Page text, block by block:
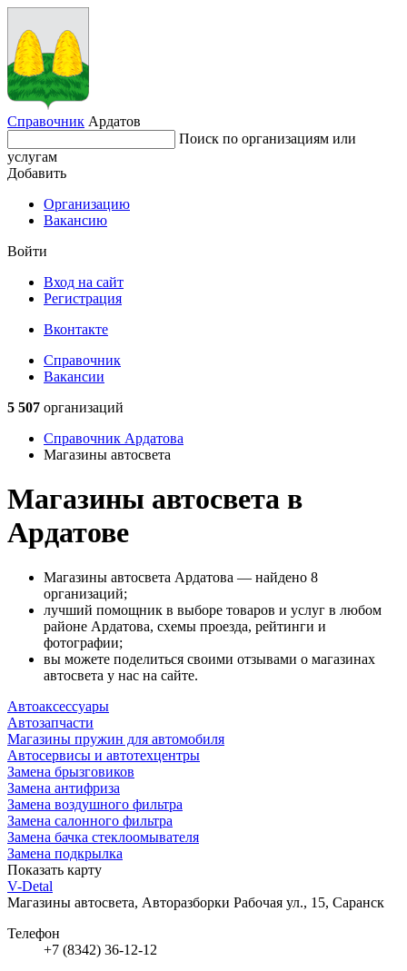
Справочник Ардатов
Поиск по организациям или
услугам
Добавить
Организацию
Вакансию
Войти
Вход на сайт
Регистрация
Вконтакте
Справочник
Вакансии
5 507 организаций
Справочник Ардатова
Магазины автосвета
Магазины автосвета в
Ардатове
Магазины автосвета Ардатова — найдено 8
организаций;
лучший помощник в выборе товаров и услуг в любом
районе Ардатова, схемы проезда, рейтинги и
фотографии;
вы можете поделиться своими отзывами о магазинах
автосвета у нас на сайте.
Автоаксессуары
Автозапчасти
Магазины пружин для автомобиля
Автосервисы и автотехцентры
Замена брызговиков
Замена антифриза
Замена воздушного фильтра
Замена салонного фильтра
Замена бачка стеклоомывателя
Замена подкрылка
Показать карту
V-Detal
Магазины автосвета, Авторазборки Рабочая ул., 15, Саранск
Телефон
+7 (8342) 36-12-12